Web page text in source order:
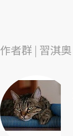
作者群 | 習淇奧